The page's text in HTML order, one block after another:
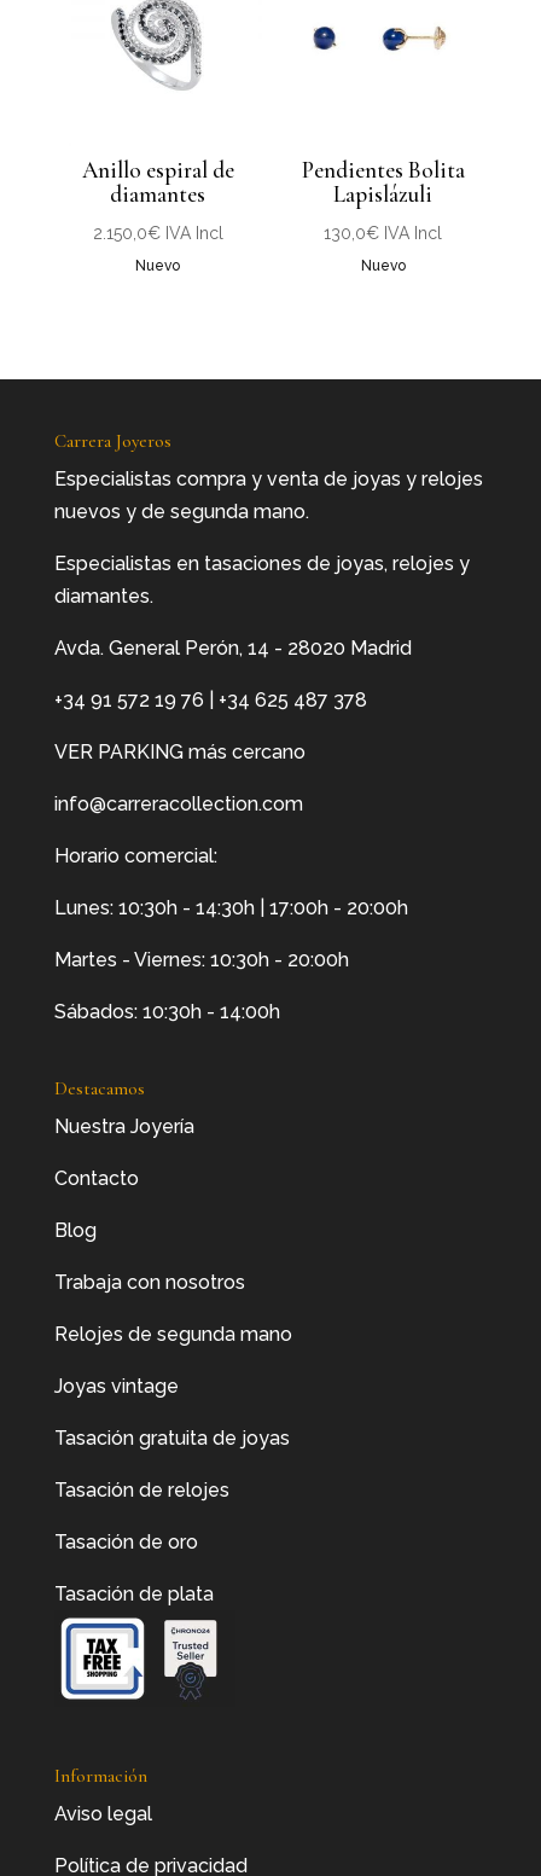
Anillo espiral de
diamantes
2.150,0€ IVA Incl
Nuevo
Pendientes Bolita
Lapislázuli
130,0€ IVA Incl
Nuevo
Carrera Joyeros
Especialistas compra y venta de joyas y relojes
nuevos y de segunda mano.
Especialistas en tasaciones de joyas, relojes y
diamantes.
Avda. General Perón, 14 - 28020 Madrid
+34 91 572 19 76 +34 625 487 378
VER PARKING más cercano
info@carreracollection.com
Horario comercial:
Lunes: 10:30h - 14:30h | 17:00h - 20:00h
Martes - Viernes: 10:30h - 20:00h
Sábados: 10:30h - 14:00h
Destacamos
Nuestra Joyería
Contacto
Blog
Trabaja con nosotros
Relojes de segunda mano
Joyas vintage
Tasación gratuita de joyas
Tasación de relojes
Tasación de oro
Tasación de plata
Información
Aviso legal
Política de privacidad